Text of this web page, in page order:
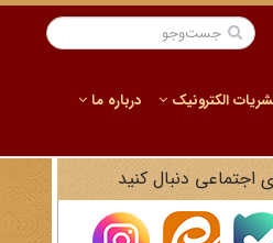
الکترونیک درباره ما
اجتماعی دنبال کنید